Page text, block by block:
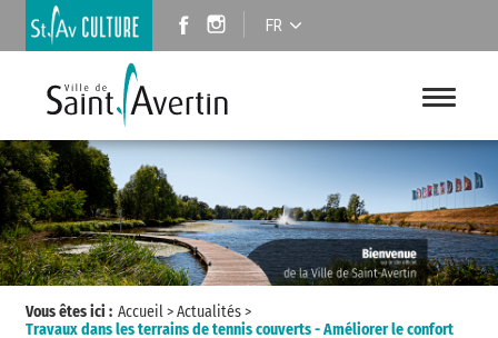
FR
Vous êtes ici : Accueil>Actualités>
Travaux dans les terrains de tennis couverts - Améliorer le confort